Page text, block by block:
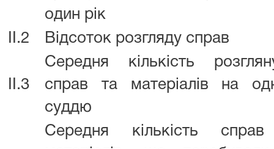
один рік
II.2
Відсоток розгляду справ
II.3
Середня кількість
справ та матеріалів на
суддю
Середня кількість